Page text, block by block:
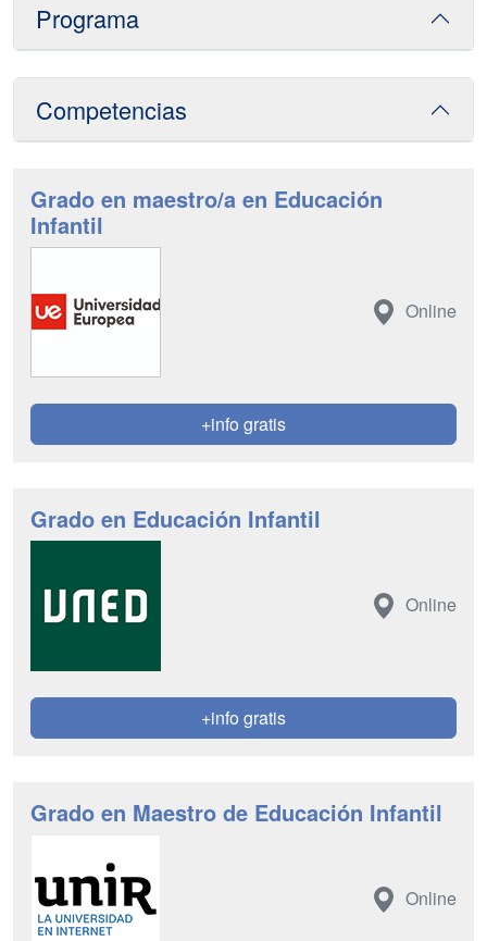
Programa
Competencias
Grado en maestro/a en Educación
Infantil
Online
+info gratis
Grado en Educación Infantil
Online
+info gratis
Grado en Maestro de Educación Infantil
Online